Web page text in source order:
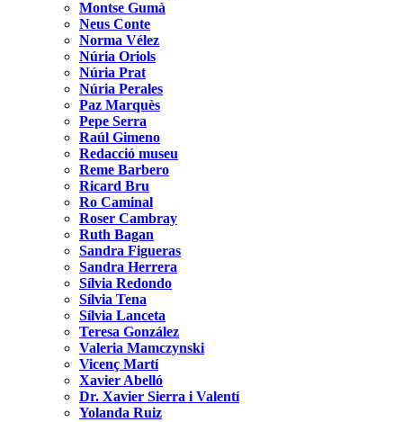
Montse Gumà
Neus Conte
Norma Vélez
Núria Oriols
Núria Prat
Núria Perales
Paz Marquès
Pepe Serra
Raúl Gimeno
Redacció museu
Reme Barbero
Ricard Bru
Ro Caminal
Roser Cambray
Ruth Bagan
Sandra Figueras
Sandra Herrera
Sílvia Redondo
Sílvia Tena
Sílvia Lanceta
Teresa González
Valeria Mamczynski
Vicenç Martí
Xavier Abelló
Dr. Xavier Sierra i Valentí
Yolanda Ruiz